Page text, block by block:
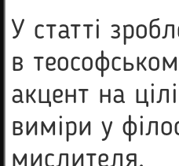
У статті
в
акцент на
виміри у
мислителя.